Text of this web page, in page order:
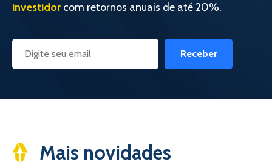
investidor com retornos anuais de até 20%.
Receber
Mais novidades